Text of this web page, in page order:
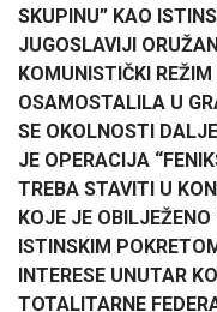
SKUPINU” KAO
JUGOSLAVIJI
KOMUNISTIČKI
OSAMOSTALILA U
SE OKOLNOSTI
JE OPERACIJA
TREBA STAVITI U
KOJE JE
ISTINSKIM
INTERESE UNUTAR
TOTALITARNE